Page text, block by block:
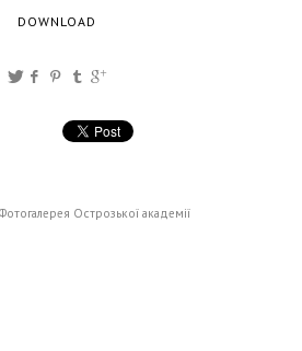
DOWNLOAD
Острозької академії